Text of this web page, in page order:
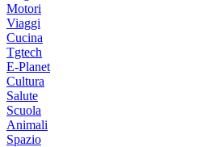
Motori
Viaggi
Cucina
Tgtech
E-Planet
Cultura
Salute
Scuola
Animali
Spazio